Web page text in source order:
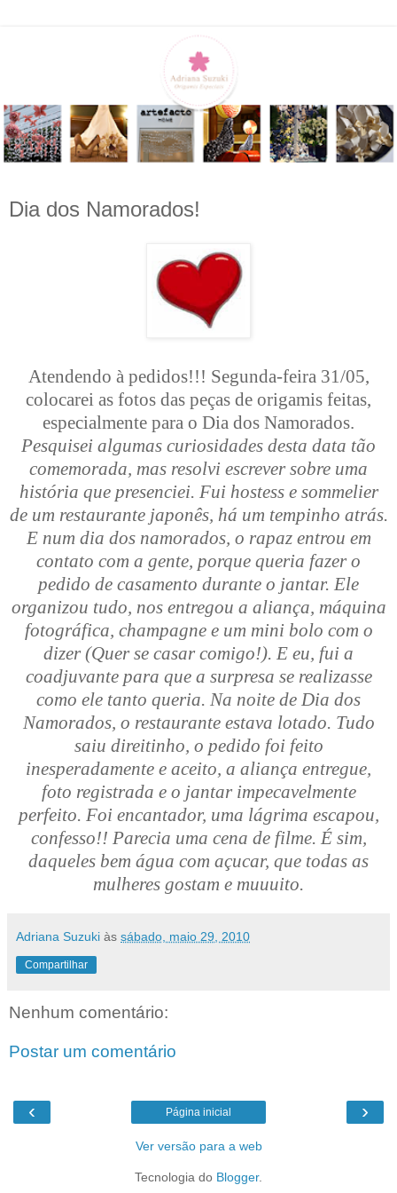
Dia dos Namorados!
Atendendo à pedidos!!! Segunda-feira 31/05,
colocarei as fotos das peças de origamis feitas,
especialmente para o Dia dos Namorados.
Pesquisei algumas curiosidades desta data tão
comemorada, mas resolvi escrever sobre uma
história que presenciei. Fui hostess e sommelier
de um restaurante japonês, há um tempinho atrás.
E num dia dos namorados, o rapaz entrou em
contato com a gente, porque queria fazer o
pedido de casamento durante o jantar. Ele
organizou tudo, nos entregou a aliança, máquina
fotográfica, champagne e um mini bolo com o
dizer (Quer se casar comigo!). E eu, fui a
coadjuvante para que a surpresa se realizasse
como ele tanto queria. Na noite de Dia dos
Namorados, o restaurante estava lotado. Tudo
saiu direitinho, o pedido foi feito
inesperadamente e aceito, a aliança entregue,
foto registrada e o jantar impecavelmente
perfeito. Foi encantador, uma lágrima escapou,
confesso!! Parecia uma cena de filme. É sim,
daqueles bem água com açucar, que todas as
mulheres gostam e muuuito.
Adriana Suzuki às sábado, maio 29, 2010
Compartilhar
Nenhum comentário:
Postar um comentário
‹ ›
Página inicial
Ver versão para a web
Tecnologia do Blogger.